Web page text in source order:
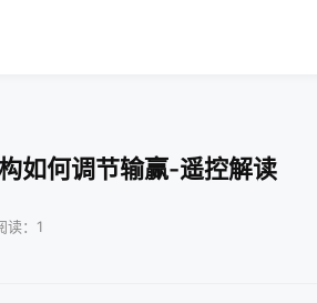
如何调节输赢-遥控解读
读：1